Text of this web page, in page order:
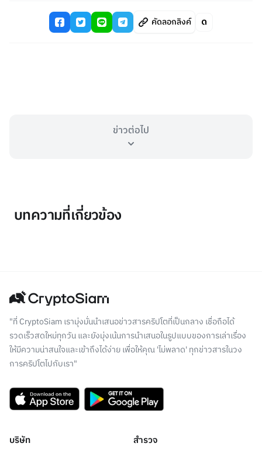
คัดลอกลิงค์
ข่าวต่อไป
บทความที่เกี่ยวข้อง
"ที่ CryptoSiam เรามุ่งมั่นนำเสนอข่าวสารคริปโตที่เป็นกลาง เชื่อถือได้
รวดเร็วสดใหม่ทุกวัน และยังมุ่งเน้นการนำเสนอในรูปแบบของการเล่าเรื่อง
ให้มีความน่าสนใจและเข้าถึงได้ง่าย เพื่อให้คุณ 'ไม่พลาด' ทุกข่าวสารในวง
การคริปโตไปกับเรา"
บริษัท สำรวจ